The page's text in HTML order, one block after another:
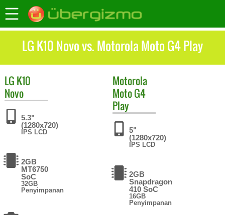
LG K10 Novo vs. Motorola Moto G4 Play
LG K10
Novo
5.3"
(1280x720)
IPS LCD
2GB
MT6750
SoC
32GB
Penyimpanan
Motorola
Moto G4
Play
5"
(1280x720)
IPS LCD
2GB
Snapdragon
410 SoC
16GB
Penyimpanan